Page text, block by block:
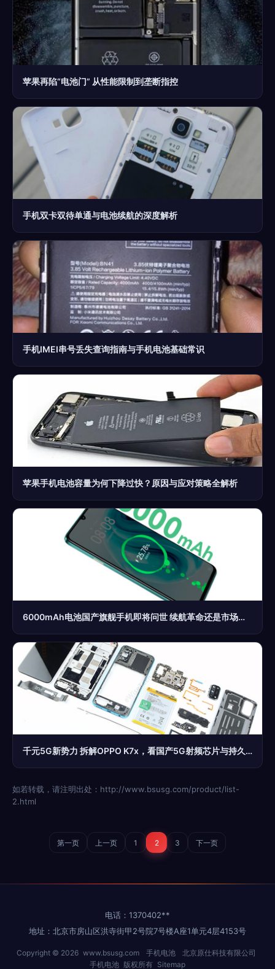
苹果再陷“电池门” 从性能限制到垄断指控
手机双卡双待单通与电池续航的深度解析
手机IMEI串号丢失查询指南与手机电池基础常识
苹果手机电池容量为何下降过快？原因与应对策略全解析
6000mAh电池国产旗舰手机即将问世 续航革命还是市场新标配？
千元5G新势力 拆解OPPO K7x，看国产5G射频芯片与持久续航的奥秘
如若转载，请注明出处：http://www.bsusg.com/product/list-
2.html
第一页 上一页 1 2 3 下一页
电话：1370402**
地址：北京市房山区洪寺街甲2号院7号楼A座1单元4层4153号
Copyright © 2026 www.bsusg.com 手机电池
北京原仕科技有限公司
手机电池 版权所有 Sitemap